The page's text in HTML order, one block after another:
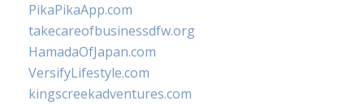
PikaPikaApp.com
takecareofbusinessdfw.org
HamadaOfJapan.com
VersifyLifestyle.com
kingscreekadventures.com